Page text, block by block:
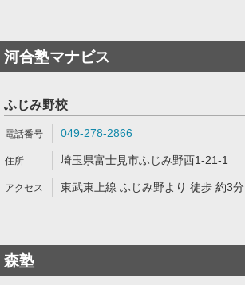
河合塾マナビス
ふじみ野校
049-278-2866
埼玉県富士見市ふじみ野西1-21-1
東武東上線 ふじみ野より 徒歩 約3分
森塾